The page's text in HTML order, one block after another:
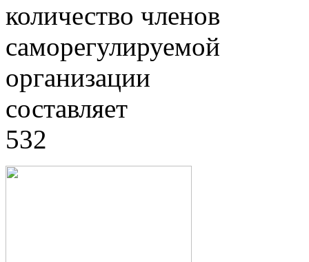
количество членов
саморегулируемой
организации
составляет
532